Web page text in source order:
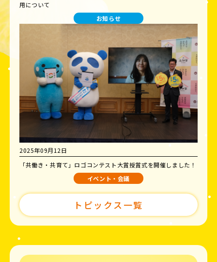
用について
お知らせ
2025年09月12日
「共働き・共育て」ロゴコンテスト大賞授賞式を開催しました！
イベント・会議
トピックス一覧